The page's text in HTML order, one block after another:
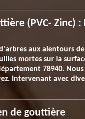
(PVC- Zinc)
aux alentours
mortes sur la
78940.
Intervenant avec
de gouttière